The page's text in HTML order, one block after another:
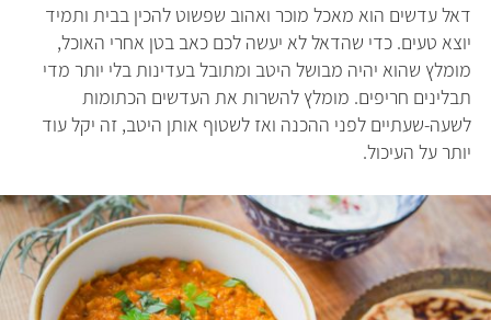
דאל עדשים הוא מאכל מוכר ואהוב שפשוט להכין בבית ותמיד
יוצא טעים. כדי שהדאל לא יעשה לכם כאב בטן אחרי האוכל,
מומלץ שהוא יהיה מבושל היטב ומתובל בעדינות בלי יותר מדי
תבלינים חריפים. מומלץ להשרות את העדשים הכתומות
לשעה-שעתיים לפני ההכנה ואז לשטוף אותן היטב, זה יקל עוד
יותר על העיכול.